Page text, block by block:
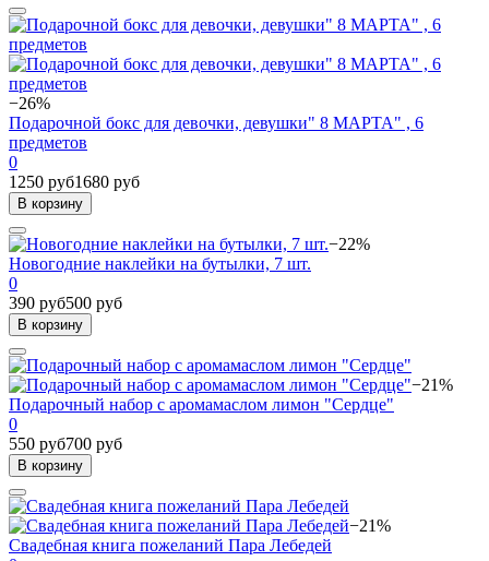
−26%
Подарочной бокс для девочки, девушки" 8 МАРТА" , 6
предметов
0
1250 руб1680 руб
В корзину
−22%
Новогодние наклейки на бутылки, 7 шт.
0
390 руб500 руб
В корзину
−21%
Подарочный набор с аромамаслом лимон "Сердце"
0
550 руб700 руб
В корзину
−21%
Свадебная книга пожеланий Пара Лебедей